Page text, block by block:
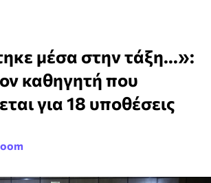
μέσα στην τάξη...»:
καθηγητή που
για 18 υποθέσεις